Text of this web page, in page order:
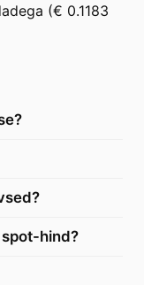
(€ 0.1183
hind?